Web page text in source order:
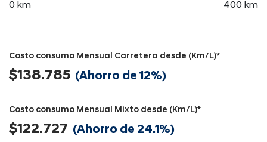
0 km 400 km
Costo consumo Mensual Carretera desde (Km/L)*
$138.785 (Ahorro de 12%)
Costo consumo Mensual Mixto desde (Km/L)*
$122.727 (Ahorro de 24.1%)